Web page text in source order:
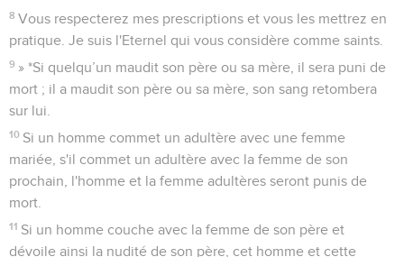
8 Vous respecterez mes prescriptions et vous les mettrez en
pratique. Je suis l'Eternel qui vous considère comme saints.
9 » *Si quelqu’un maudit son père ou sa mère, il sera puni de
mort ; il a maudit son père ou sa mère, son sang retombera
sur lui.
10 Si un homme commet un adultère avec une femme
mariée, s'il commet un adultère avec la femme de son
prochain, l'homme et la femme adultères seront punis de
mort.
11 Si un homme couche avec la femme de son père et
dévoile ainsi la nudité de son père, cet homme et cette